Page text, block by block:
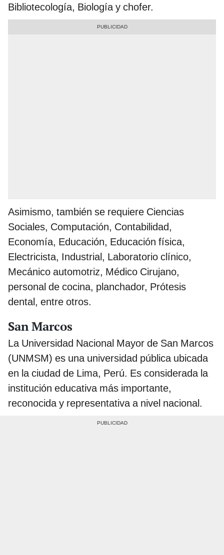
Bibliotecología, Biología y chofer.
Asimismo, también se requiere Ciencias
Sociales, Computación, Contabilidad,
Economía, Educación, Educación física,
Electricista, Industrial, Laboratorio clínico,
Mecánico automotriz, Médico Cirujano,
personal de cocina, planchador, Prótesis
dental, entre otros.
San Marcos
La Universidad Nacional Mayor de San Marcos
(UNMSM) es una universidad pública ubicada
en la ciudad de Lima, Perú. Es considerada la
institución educativa más importante,
reconocida y representativa a nivel nacional.